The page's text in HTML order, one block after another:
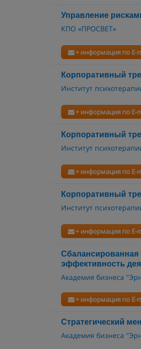
Управление
КПО «ПРОСВЕТ»
+ информация по E-
Корпоративный
Институт
+ информация по E-
Корпоративный
Институт
+ информация по E-
Корпоративный
Институт
+ информация по E-
Сбалансированная
эффективность
Академия бизнеса
+ информация по E-
Стратегический
Академия бизнеса